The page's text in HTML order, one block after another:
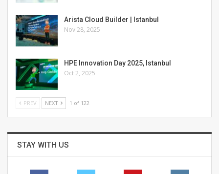
Arista Cloud Builder | Istanbul
Nov 28, 2025
HPE Innovation Day 2025, Istanbul
Oct 2, 2025
PREV NEXT 1 of 122
STAY WITH US